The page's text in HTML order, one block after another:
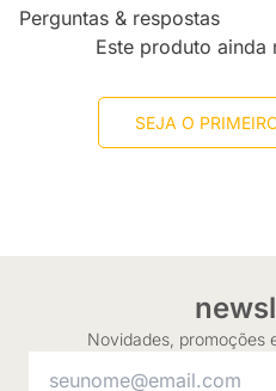
Perguntas & respostas
Este produto ainda
SEJA O
Novidades, promoções